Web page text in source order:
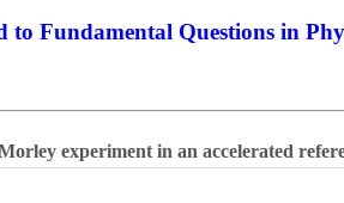
Fundamental Questions in
experiment in an accelerated